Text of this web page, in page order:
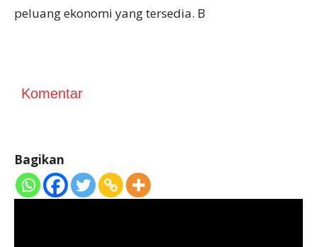
peluang ekonomi yang tersedia. B
Komentar
Bagikan